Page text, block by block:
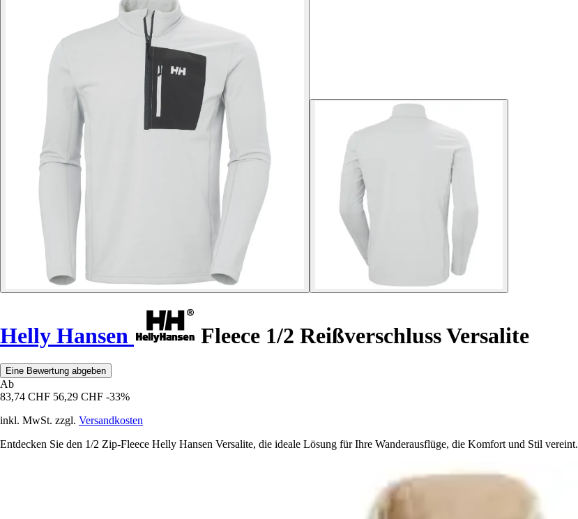
Helly Hansen Fleece 1/2 Reißverschluss Versalite
Eine Bewertung abgeben
Ab
83,74 CHF 56,29 CHF -33%
inkl. MwSt. zzgl. Versandkosten
Entdecken Sie den 1/2 Zip-Fleece Helly Hansen Versalite, die ideale Lösung für Ihre Wanderausflüge, die Komfort und Stil vereint.